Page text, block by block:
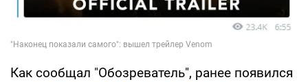
Как сообщал "Обозреватель", ранее появился